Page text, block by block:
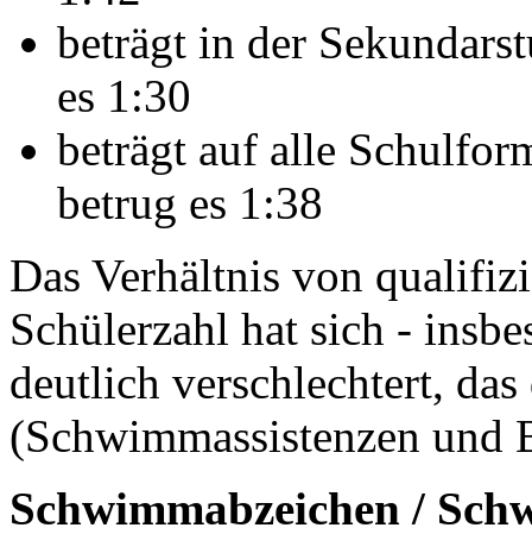
beträgt in der
es 1:30
beträgt auf alle
betrug es 1:38
Das Verhältnis von
Schülerzahl hat sich -
deutlich verschlechtert,
(Schwimmassistenzen und
Schwimmabzeichen /